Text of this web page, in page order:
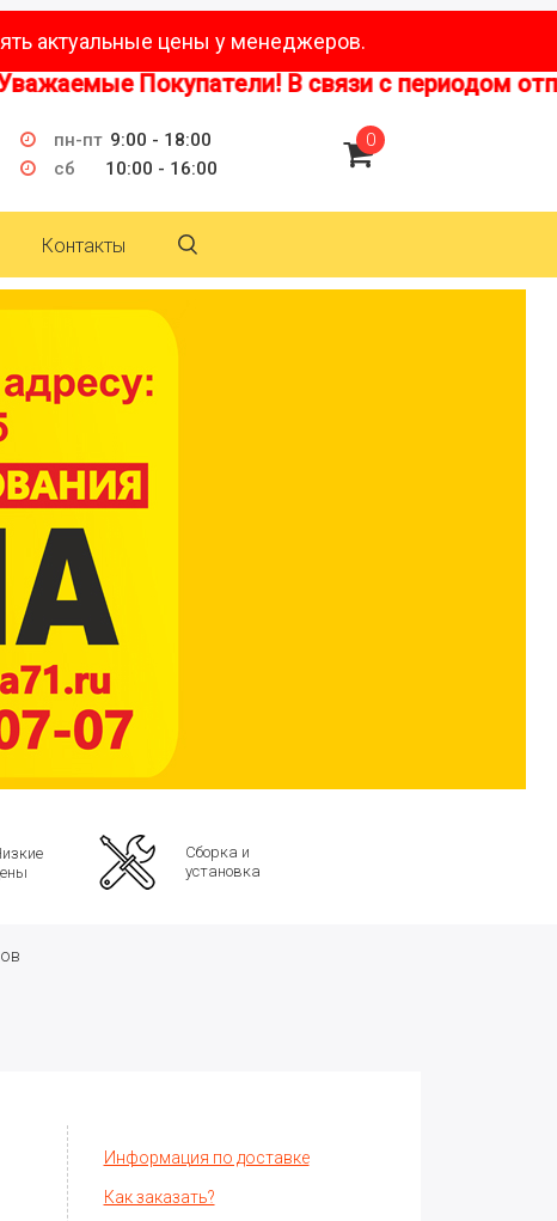
актуальные цены у менеджеров.
Покупатели! В связи с периодом
пн-пт 9:00 - 18:00
сб
10:00 - 16:00
0
Контакты
Сборка и
установка
Информация по доставке
Как заказать?